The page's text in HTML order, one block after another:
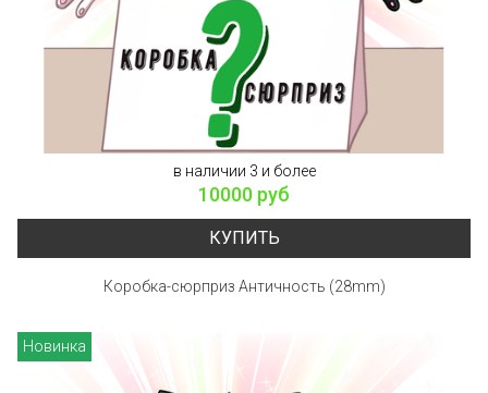
в наличии 3 и более
10000 руб
КУПИТЬ
Коробка-сюрприз Античность (28mm)
Новинка